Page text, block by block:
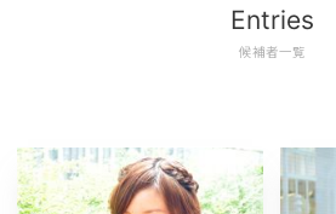
Entries
候補者一覧